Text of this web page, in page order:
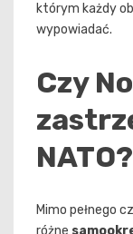
którym każdy
wypowiadać.
Czy
NATO?
Mimo pełnego